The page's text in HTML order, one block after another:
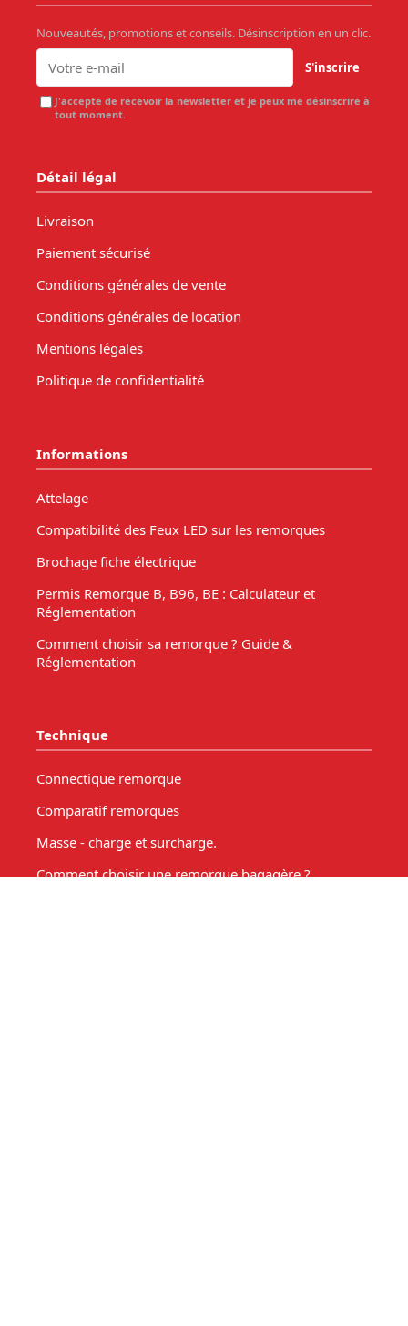
Nouveautés, promotions et conseils. Désinscription en un clic.
S'inscrire
J'accepte de recevoir la newsletter et je peux me désinscrire à
tout moment.
Détail légal
Livraison
Paiement sécurisé
Conditions générales de vente
Conditions générales de location
Mentions légales
Politique de confidentialité
Informations
Attelage
Compatibilité des Feux LED sur les remorques
Brochage fiche électrique
Permis Remorque B, B96, BE : Calculateur et
Réglementation
Comment choisir sa remorque ? Guide &
Réglementation
Technique
Connectique remorque
Comparatif remorques
Masse - charge et surcharge.
Comment choisir une remorque bagagère ?